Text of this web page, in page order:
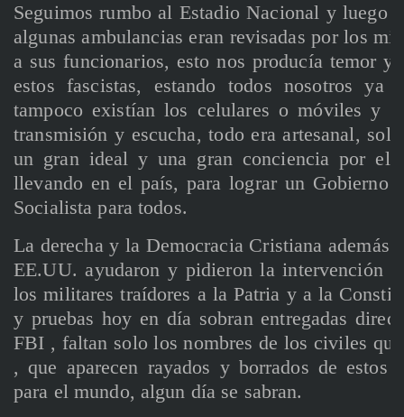
Seguimos rumbo al Estadio Nacional y luego
algunas ambulancias eran revisadas por los
a sus funcionarios, esto nos producía temor y
estos fascistas, estando todos nosotros ya
tampoco existían los celulares o móviles y
transmisión y escucha, todo era artesanal,
un gran ideal y una gran conciencia por el
llevando en el país, para lograr un Gobierno
Socialista para todos.
La derecha y la Democracia Cristiana además
EE.UU. ayudaron y pidieron la intervención
los militares traídores a la Patria y a la
y pruebas hoy en día sobran entregadas
FBI , faltan solo los nombres de los civiles
, que aparecen rayados y borrados de estos
para el mundo, algun día se sabran.